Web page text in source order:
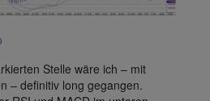
Stelle wäre ich – mit
– definitiv long gegangen.